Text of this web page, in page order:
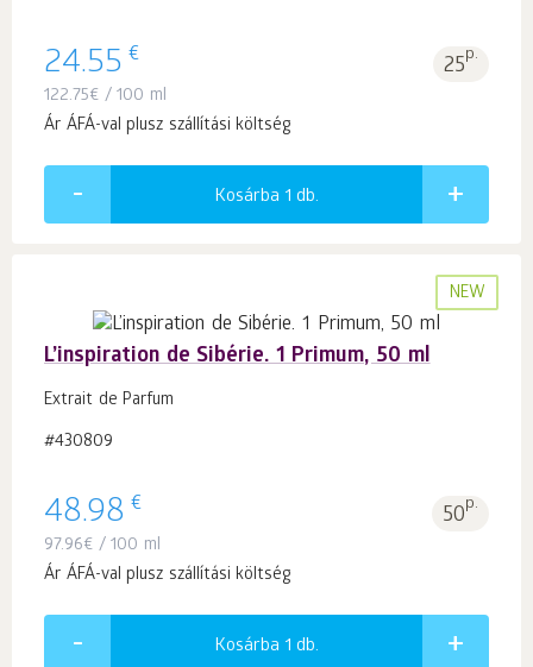
24.55 € 25p.
122.75€ / 100 ml
Ár ÁFÁ-val plusz szállítási költség
Kosárba 1 db.
NEW
L’inspiration de Sibérie. 1 Primum, 50 ml
Extrait de Parfum
#430809
48.98 € 50p.
97.96€ / 100 ml
Ár ÁFÁ-val plusz szállítási költség
Kosárba 1 db.